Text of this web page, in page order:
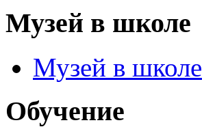
Музей в школе
Музей в школе
Обучение